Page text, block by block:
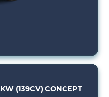
(139CV) CONCEPT